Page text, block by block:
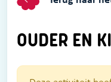
OUDER EN